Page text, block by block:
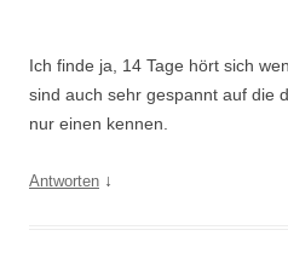
Ich finde ja, 14 Tage hört sich
sind auch sehr gespannt auf die
nur einen kennen.
Antworten ↓